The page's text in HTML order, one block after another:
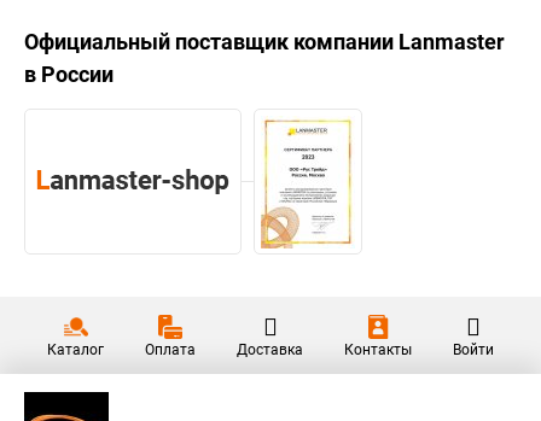
Официальный поставщик компании Lanmaster
в России
Каталог Оплата Доставка Контакты Войти